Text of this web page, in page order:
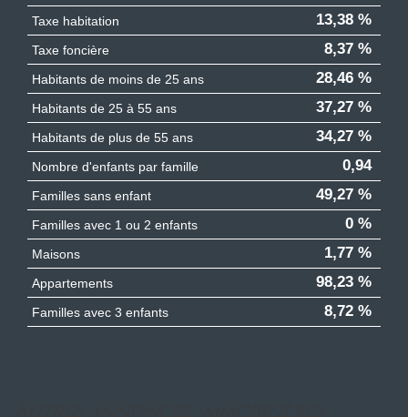
Taxe habitation 13,38 %
Taxe foncière 8,37 %
Habitants de moins de 25 ans 28,46 %
Habitants de 25 à 55 ans 37,27 %
Habitants de plus de 55 ans 34,27 %
Nombre d'enfants par famille 0,94
Familles sans enfant 49,27 %
Familles avec 1 ou 2 enfants 0 %
Maisons 1,77 %
Appartements 98,23 %
Familles avec 3 enfants 8,72 %